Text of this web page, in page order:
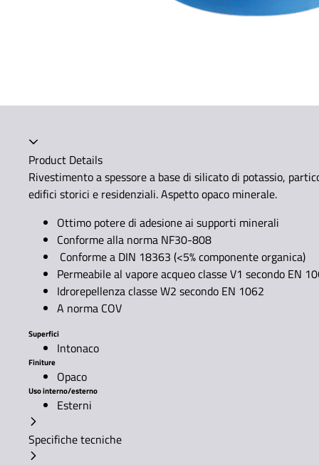
Product Details
Rivestimento a spessore a base di silicato di potassio,
edifici storici e residenziali. Aspetto opaco minerale.
Ottimo potere di adesione ai supporti minerali
Conforme alla norma NF30-808
Conforme a DIN 18363 (<5% componente organica)
Permeabile al vapore acqueo classe V1 secondo EN
Idrorepellenza classe W2 secondo EN 1062
A norma COV
Superfici
Intonaco
Finiture
Opaco
Uso interno/esterno
Esterni
Specifiche tecniche